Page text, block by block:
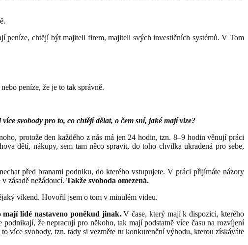
peníze, chtějí být majiteli firem, majiteli svých investičních systémů. V Tom
peníze, že je to tak správně.
svobody pro to, co chtějí dělat, o čem sní, jaké mají vize?
protože den každého z nás má jen 24 hodin, tzn. 8–9 hodin věnují práci
dětí, nákupy, sem tam něco spravit, do toho chvilka ukradená pro sebe,
před branami podniku, do kterého vstupujete. V práci přijímáte názory
zásadě nežádoucí. Takže svoboda omezená.
víkend. Hovořil jsem o tom v minulém videu.
lidé nastaveno poněkud jinak.V čase, který mají k dispozici, kterého
že nepracují pro někoho, tak mají podstatně více času na rozvíjení
více svobody, tzn. tady si vezměte tu konkurenční výhodu, kterou získáváte